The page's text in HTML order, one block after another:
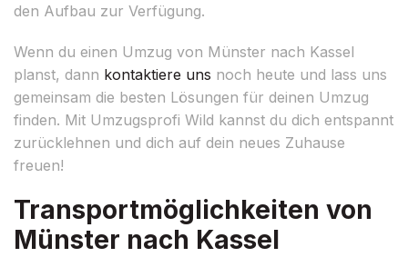
den Aufbau zur Verfügung.
Wenn du einen Umzug von Münster nach Kassel
planst, dann kontaktiere uns noch heute und lass uns
gemeinsam die besten Lösungen für deinen Umzug
finden. Mit Umzugsprofi Wild kannst du dich entspannt
zurücklehnen und dich auf dein neues Zuhause
freuen!
Transportmöglichkeiten von
Münster nach Kassel